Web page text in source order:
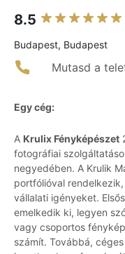
8.5
Budapest, Budapest
Mutasd a
Egy cég:
A Krulix Fényképészet
fotográfiai
negyedében. A Krulik
portfólióval
vállalati igényeket.
emelkedik ki, legyen
vagy csoportos
számít. Továbbá,